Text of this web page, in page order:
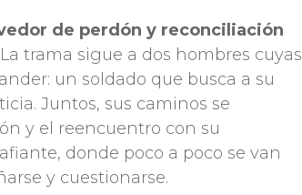
de perdón y reconciliación
La trama sigue a dos hombres cuyas
un soldado que busca a su
Juntos, sus caminos se
y el reencuentro con su
donde poco a poco se van
y cuestionarse.